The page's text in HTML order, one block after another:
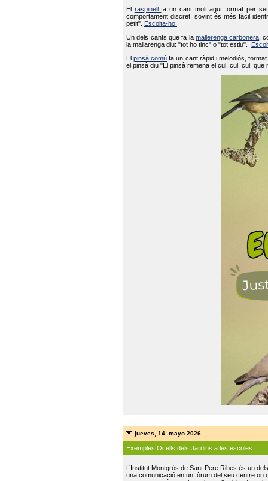
El raspinellfa un cant molt agut format per
comportament discret, sovint és més fàcil
petit".
Escolta-ho.
Un dels cants que fa la mallerenga carbonera ,
la mallarenga diu: "tot ho tinc" o "tot estiu".
Elpinsà comú fa un cant ràpid i melodiós,
el pinsà diu "El pinsà remena el cul, cul, cul,
jueves, 14. mayo 2026
Exemples Ocells dels Jardins a les escoles
L’Institut Montgrós de Sant Pere Ribes és un
una comunicació en un fòrum del seu centre on